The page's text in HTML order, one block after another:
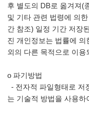
후 별도의 DB로 옮겨져(
및 기타 관련 법령에 의
간 참조) 일정 기간 저장
진 개인정보는 법률에
외의 다른 목적으로 이용
ο 파기방법
- 전자적 파일형태로 저
는 기술적 방법을 사용하